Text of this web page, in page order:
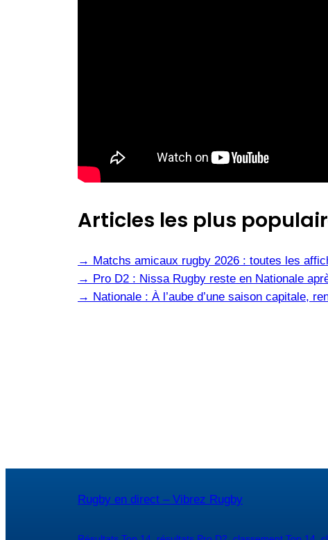
Articles les plus
→ Matchs amicaux rugby 2026 : toutes les
→ Pro D2 : Nissa Rugby reste en Nationale
→ Nationale : À l’aube d’une saison capitale,
Rugby en direct – Vibrez Rugby